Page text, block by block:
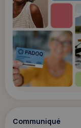
Communiqué